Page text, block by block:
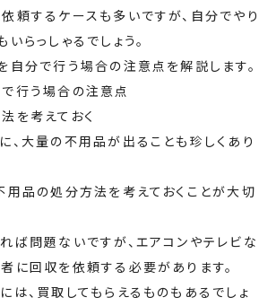
頼するケースも多いですが、自分でやり
らっしゃるでしょう。
自分で行う場合の注意点を解説します。
行う場合の注意点
を考えておく
、大量の不用品が出ることも珍しくあり
用品の処分方法を考えておくことが大切
ば問題ないですが、エアコンやテレビな
に回収を依頼する必要があります。
は、買取してもらえるものもあるでしょ